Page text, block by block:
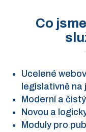
Co
Ucelené
legislativně na
Moderní a
Novou a
Moduly pro